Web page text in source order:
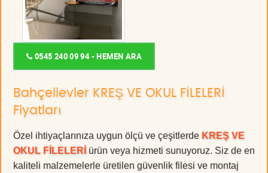
0545 240 09 94 - HEMEN ARA
Bahçelievler KREŞ VE OKUL FİLELERİ
Fiyatları
Özel ihtiyaçlarınıza uygun ölçü ve çeşitlerde KREŞ VE
OKUL FİLELERİ ürün veya hizmeti sunuyoruz. Siz de en
kaliteli malzemelerle üretilen güvenlik filesi ve montaj